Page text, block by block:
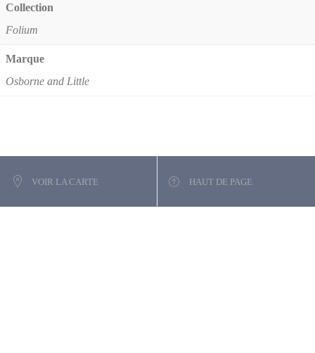
Collection
Folium
Marque
Osborne and Little
VOIR LA CARTE HAUT DE PAGE